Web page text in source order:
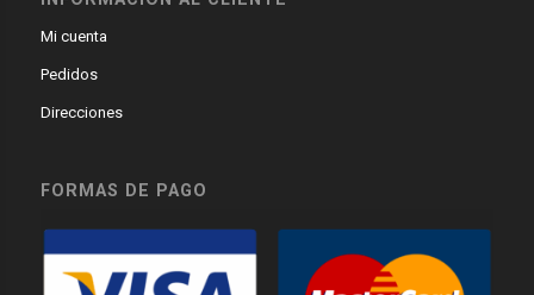
Mi cuenta
Pedidos
Direcciones
FORMAS DE PAGO